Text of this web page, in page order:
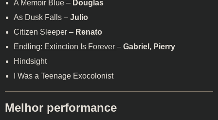
A Memoir Blue – Douglas
As Dusk Falls – Julio
Citizen Sleeper – Renato
Endling: Extinction Is Forever – Gabriel, Pierry
Hindsight
I Was a Teenage Exocolonist
Melhor performance